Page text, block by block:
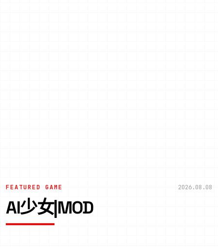
FEATURED GAME 2026.08.08
AI少女|MOD